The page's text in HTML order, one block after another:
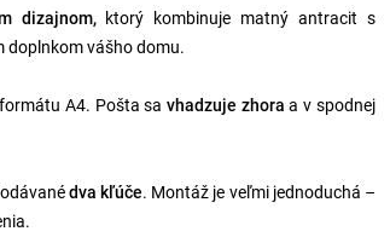
dizajnom, ktorý kombinuje matný antracit s
doplnkom vášho domu.
A4. Pošta sa vhadzuje zhora a v spodnej
dva kľúče. Montáž je veľmi jednoduchá –